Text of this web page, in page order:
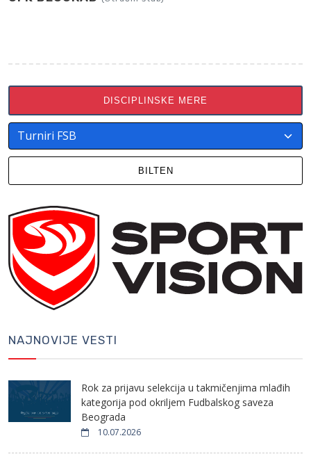
DISCIPLINSKE MERE
BILTEN
NAJNOVIJE VESTI
Rok za prijavu selekcija u takmičenjima mlađih
kategorija pod okriljem Fudbalskog saveza
Beograda
10.07.2026